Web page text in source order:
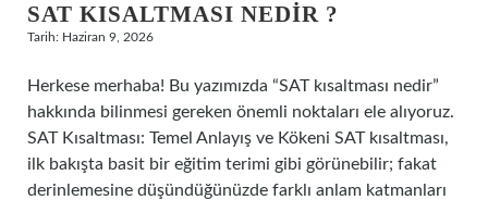
SAT KISALTMASI NEDIR ?
Tarih: Haziran 9, 2026
Herkese merhaba! Bu yazımızda “SAT kısaltması nedir”
hakkında bilinmesi gereken önemli noktaları ele alıyoruz.
SAT Kısaltması: Temel Anlayış ve Kökeni SAT kısaltması,
ilk bakışta basit bir eğitim terimi gibi görünebilir; fakat
derinlemesine düşündüğünüzde farklı anlam katmanları